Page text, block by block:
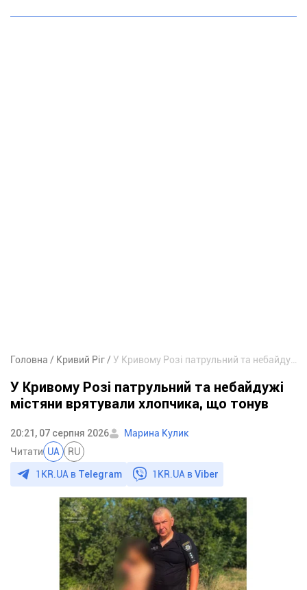
Головна Кривий Ріг
У Кривому Розі патрульний та небайдужі
містяни врятували хлопчика, що тонув
20:21, 07 серпня 2026
Марина Кулик
Читати UA RU
1KR.UA в Telegram 1KR.UA вViber